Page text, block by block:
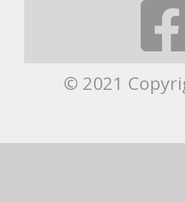
© 2021